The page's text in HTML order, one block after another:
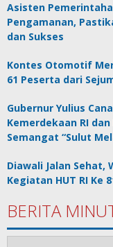
Asisten
Pengamanan,
dan Sukses
Kontes Otomotif
61 Peserta dari
Gubernur Yulius
Kemerdekaan RI
Semangat “Sulut
Diawali Jalan Sehat,
Kegiatan HUT RI Ke
BERITA